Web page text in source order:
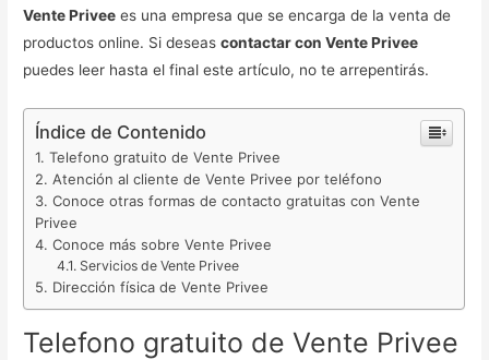
Vente Privee es una empresa que se encarga de la venta de
productos online. Si deseascontactar con Vente Privee
puedes leer hasta el final este artículo, no te arrepentirás.
Índice de Contenido
Telefono gratuito de Vente Privee
Atención al cliente de Vente Privee por teléfono
Conoce otras formas de contacto gratuitas con Vente
Privee
Conoce más sobre Vente Privee
Servicios de Vente Privee
Dirección física de Vente Privee
Telefono gratuito de Vente Privee